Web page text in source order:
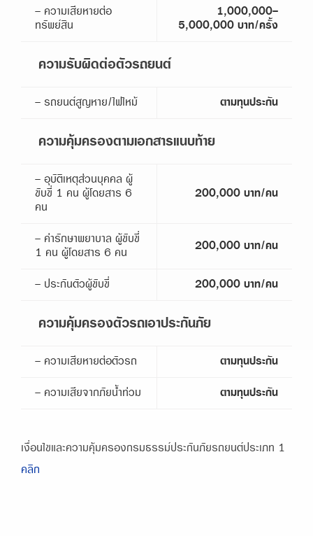
- ความเสียหายต่อ
ทรัพย์สิน
1,000,000-
5,000,000 บาท/ครั้ง
ความรับผิดต่อตัวรถยนต์
- รถยนต์สูญหาย/ไฟไหม้ ตามทุนประกัน
ความคุ้มครองตามเอกสารแนบท้าย
- อุบัติเหตุส่วนบุคคล ผู้
ขับขี่ 1 คน ผู้โดยสาร 6
คน
200,000 บาท/คน
- ค่ารักษาพยาบาล ผู้ขับขี่
1 คน ผู้โดยสาร 6 คน
200,000 บาท/คน
- ประกันตัวผู้ขับขี่ 200,000 บาท/คน
ความคุ้มครองตัวรถเอาประกันภัย
- ความเสียหายต่อตัวรถ
ตามทุนประกัน
- ความเสียจากภัยน้ำท่วม
ตามทุนประกัน
เงื่อนไขและความคุ้มครองกรมธรรม์ประกันภัยรถยนต์ประเภท 1
คลิก